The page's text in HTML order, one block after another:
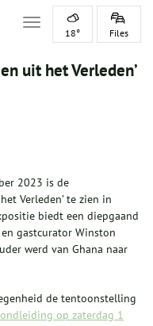
Toggle navigation
18° Files
uit het Verleden’
2023 is de
Verleden’ te zien in
biedt een diepgaand
gastcurator Winston
werd van Ghana naar
de tentoonstelling
op zaterdag 1